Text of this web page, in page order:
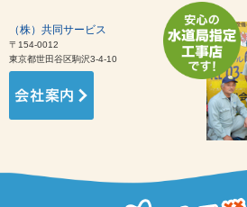
（株）共同サービス
〒154-0012
東京都世田谷区駒沢3-4-10